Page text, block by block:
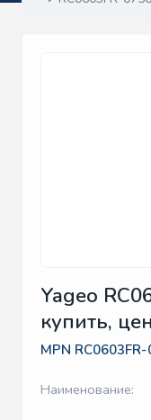
Yageo
купить,
MPN
Наименование: